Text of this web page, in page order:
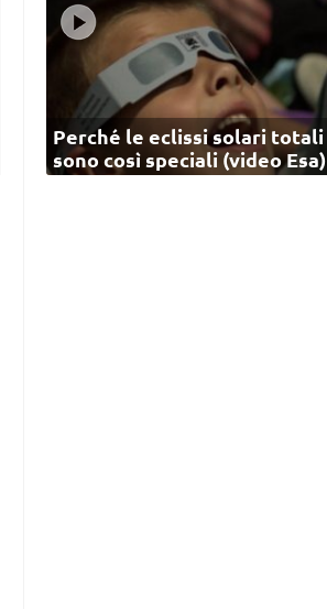
Perché le eclissi solari totali
sono così speciali (video Esa)